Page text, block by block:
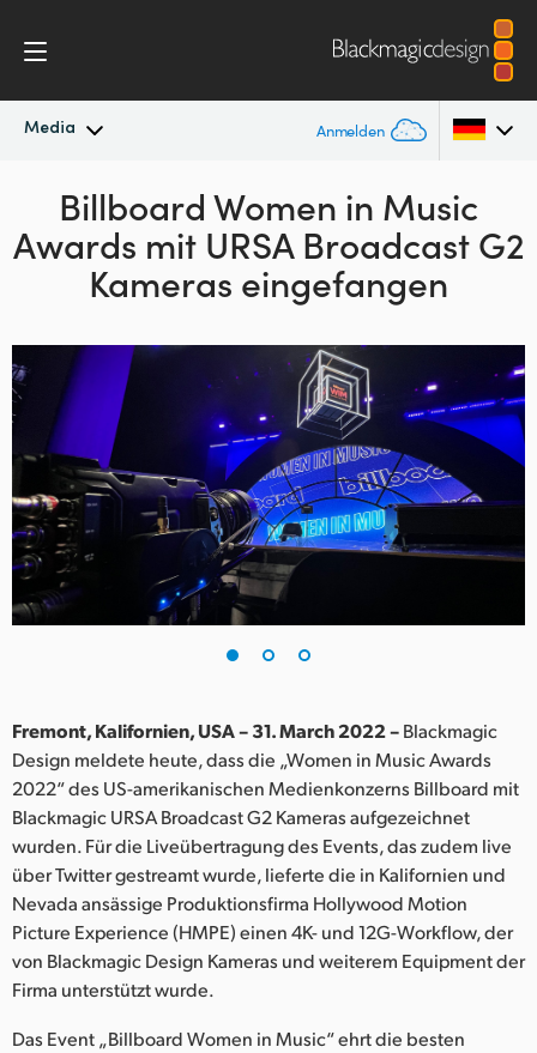
Media Anmelden
Neueste Nachrichten
Nachrichtenarchiv
Argentina
Australia
Austria
Canada
China
Denmark
Finland
India
Italy
Japan
Mexico
Billboard Women in Music
Awards mit URSA Broadcast G2
Kameras eingefangen
Fremont, Kalifornien, USA – 31. March 2022 –Blackmagic
Design meldete heute, dass die „Women in Music Awards
2022“ des US-amerikanischen Medienkonzerns Billboard mit
Blackmagic URSA Broadcast G2 Kameras aufgezeichnet
wurden. Für die Liveübertragung des Events, das zudem live
über Twitter gestreamt wurde, lieferte die in Kalifornien und
Nevada ansässige Produktionsfirma Hollywood Motion
Picture Experience (HMPE) einen 4K- und 12G-Workflow, der
von Blackmagic Design Kameras und weiterem Equipment der
Firma unterstützt wurde.
Das Event „Billboard Women in Music“ ehrt die besten